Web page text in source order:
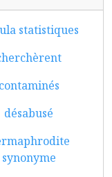
statistiques
contaminés
désabusé
synonyme